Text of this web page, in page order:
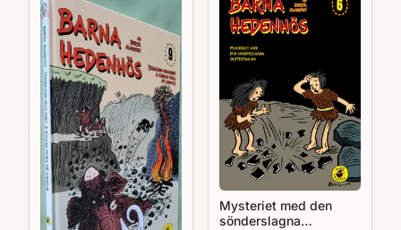
Mysteriet med den
sönderslagna